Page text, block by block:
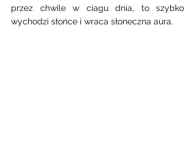
przez chwile w ciagu dnia, to szybko
wychodzi słońce i wraca słoneczna aura.